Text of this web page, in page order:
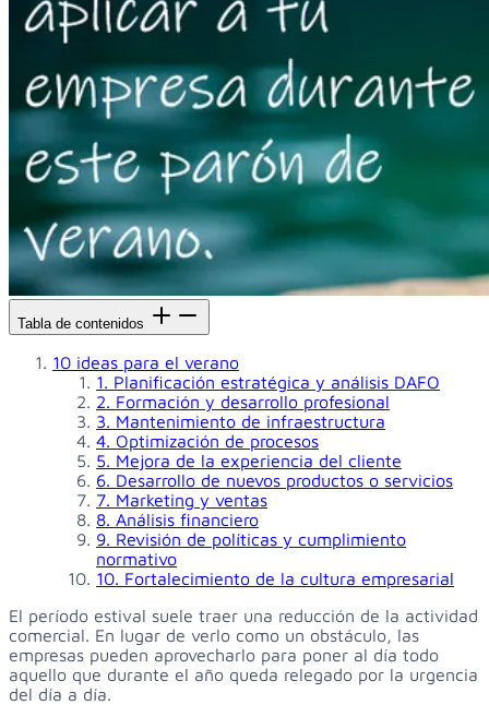
Tabla de contenidos
10 ideas para el verano
1. Planificación estratégica y análisis DAFO
2. Formación y desarrollo profesional
3. Mantenimiento de infraestructura
4. Optimización de procesos
5. Mejora de la experiencia del cliente
6. Desarrollo de nuevos productos o servicios
7. Marketing y ventas
8. Análisis financiero
9. Revisión de políticas y cumplimiento
normativo
10. Fortalecimiento de la cultura empresarial
El período estival suele traer una reducción de la actividad
comercial. En lugar de verlo como un obstáculo, las
empresas pueden aprovecharlo para poner al día todo
aquello que durante el año queda relegado por la urgencia
del día a día.